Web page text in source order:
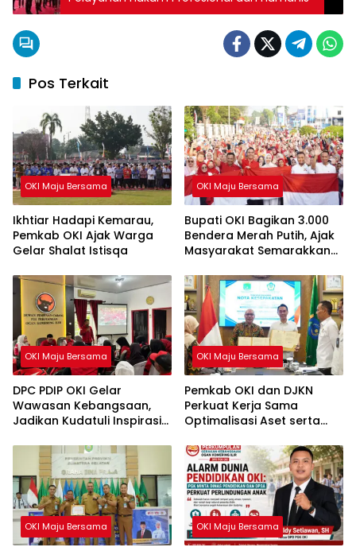
Pos Terkait
OKI Maju Bersama
Ikhtiar Hadapi Kemarau,
Pemkab OKI Ajak Warga
Gelar Shalat Istisqa
OKI Maju Bersama
Bupati OKI Bagikan 3.000
Bendera Merah Putih, Ajak
Masyarakat Semarakkan
OKI Maju Bersama
DPC PDIP OKI Gelar
Wawasan Kebangsaan,
Jadikan Kudatuli Inspirasi
OKI Maju Bersama
Pemkab OKI dan DJKN
Perkuat Kerja Sama
Optimalisasi Aset serta
OKI Maju Bersama OKI Maju Bersama